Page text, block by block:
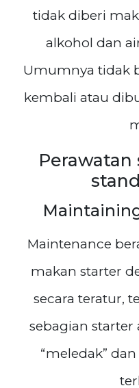
tidak diberi
alkohol dan
Umumnya tidak
kembali atau
Perawatan
Maintenance
makan starter
secara teratur,
sebagian
“meledak”